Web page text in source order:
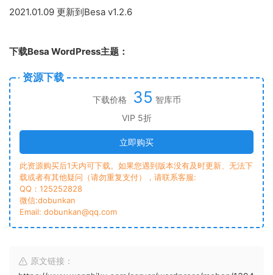
2021.01.09 更新到Besa v1.2.6
下载Besa WordPress主题：
资源下载
下载价格 35 智库币
VIP 5折
立即购买
此资源购买后1天内可下载。如果您遇到版本没有及时更新、无法下
载或者有其他疑问（请勿重复支付），请联系客服:
QQ：125252828
微信:dobunkan
Email: dobunkan@qq.com
原文链接：